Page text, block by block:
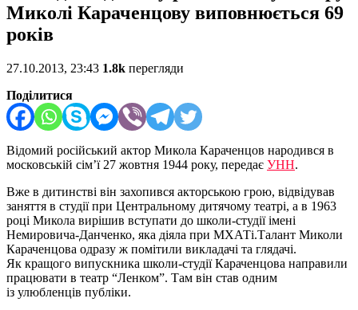
Миколі Караченцову виповнюється 69
років
27.10.2013, 23:43 1.8k перегляди
Поділитися
Відомий російський актор Микола Караченцов народився в
московській сім’ї 27 жовтня 1944 року, передає УНН.
Вже в дитинстві він захопився акторською грою, відвідував
заняття в студії при Центральному дитячому театрі, а в 1963
році Микола вирішив вступати до школи-студії імені
Немировича-Данченко, яка діяла при МХАТі.Талант Миколи
Караченцова одразу ж помітили викладачі та глядачі.
Як кращого випускника школи-студії Караченцова направили
працювати в театр “Ленком”. Там він став одним
із улюбленців публіки.